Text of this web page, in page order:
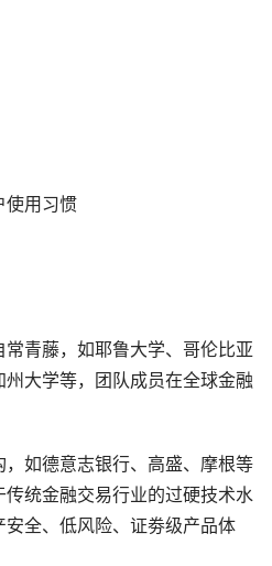
使用习惯
青藤，如耶鲁大学、哥伦比亚
大学等，团队成员在全球金融
如德意志银行、高盛、摩根等
统金融交易行业的过硬技术水
全、低风险、证劵级产品体